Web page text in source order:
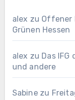
alex zu Offener
Grünen Hessen
alex zu Das
und andere
Sabinezu